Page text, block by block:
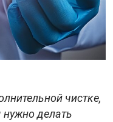
чистке,
делать